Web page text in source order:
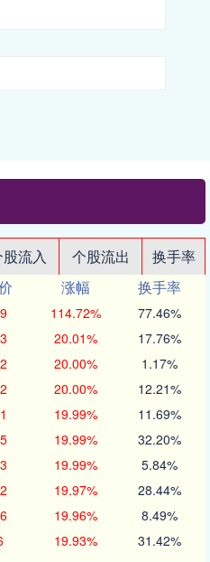
流入 个股流出
换手率
涨幅
换手率
114.72% 77.46%
20.01% 17.76%
20.00% 1.17%
20.00% 12.21%
19.99% 11.69%
19.99% 32.20%
19.99% 5.84%
19.97% 28.44%
19.96% 8.49%
19.93% 31.42%